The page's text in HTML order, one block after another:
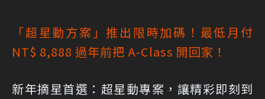
「超星動方案」推出限時加碼！最低月付
NT$ 8,888 過年前把 A-Class 開回家！
新年摘星首選：超星動專案，讓精彩即刻到